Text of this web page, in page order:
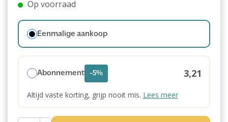
Op voorraad
Eenmalige aankoop
Abonnement -5% 3,21
Altijd vaste korting, grijp nooit mis. Lees meer